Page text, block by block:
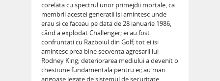
corelata cu spectrul unor primejdii mortale, ca
membrii acestei generatii isi amintesc unde
erau si ce faceau pe data de 28 ianuarie 1986,
cånd a explodat Challenger; ei au fost
confruntati cu Razboiul din Golf; tot ei isi
amintesc prea bine secventa agresarii lui
Rodney King; deteriorarea mediului a devenit o
chestiune fundamentala pentru ei; au mari